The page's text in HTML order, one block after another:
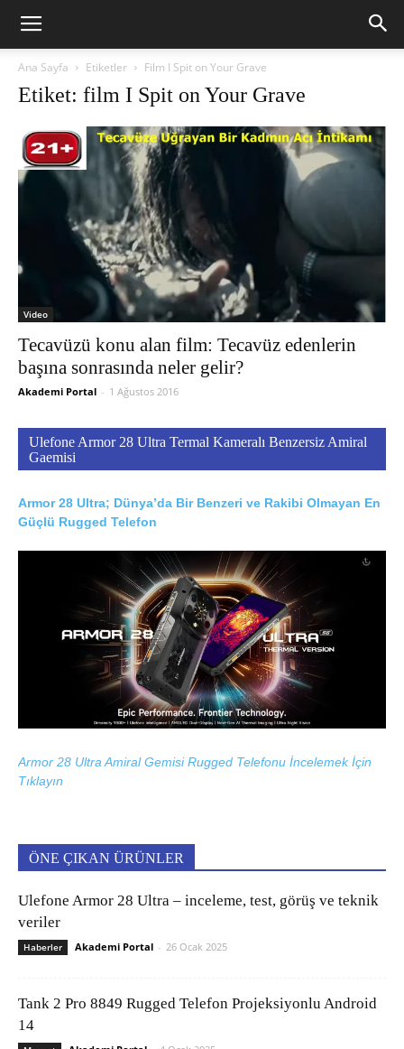
Ana Sayfa Etiketler Film I Spit on Your Grave
Etiket: film I Spit on Your Grave
Video
Tecavüzü konu alan film: Tecavüz edenlerin
başına sonrasında neler gelir?
Akademi Portal - 1 Ağustos 2016
Ulefone Armor 28 Ultra Termal Kameralı Benzersiz Amiral
Gaemisi
Armor 28 Ultra; Dünya’da Bir Benzeri ve Rakibi Olmayan En
Güçlü Rugged Telefon
Armor 28 Ultra Amiral Gemisi Rugged Telefonu İncelemek İçin
Tıklayın
ÖNE ÇIKAN ÜRÜNLER
Ulefone Armor 28 Ultra – inceleme, test, görüş ve teknik
veriler
Haberler Akademi Portal - 26 Ocak 2025
Tank 2 Pro 8849 Rugged Telefon Projeksiyonlu Android
14